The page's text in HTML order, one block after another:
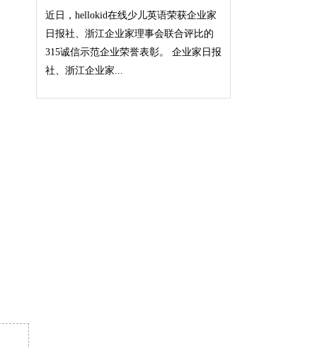
近日，hellokid在线少儿英语荣获企业家
日报社、浙江企业家理事会联合评比的
315诚信示范企业荣誉表彰。 企业家日报
社、浙江企业家...